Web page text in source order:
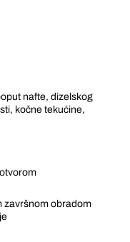
nafte, dizelskog
kočne tekućine,
završnom obradom